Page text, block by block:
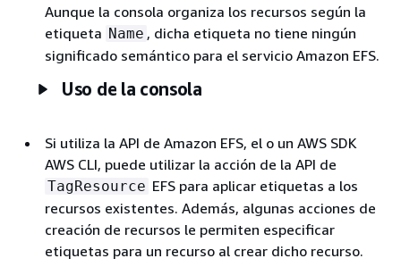
Aunque la consola organiza los recursos según la
etiqueta Name , dicha etiqueta no tiene ningún
significado semántico para el servicio Amazon EFS.
Uso de la consola
Si utiliza la API de Amazon EFS, el o un AWS SDK
AWS CLI, puede utilizar la acción de la API de
TagResource EFS para aplicar etiquetas a los
recursos existentes. Además, algunas acciones de
creación de recursos le permiten especificar
etiquetas para un recurso al crear dicho recurso.